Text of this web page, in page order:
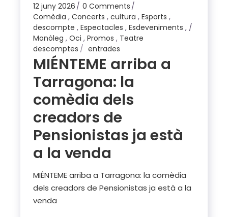
12 juny 2026
0 Comments
Comèdia ,Concerts ,cultura ,Esports ,
descompte ,Espectacles ,Esdeveniments ,
Monòleg ,Oci ,Promos , Teatre
descomptes
entrades
MIÉNTEME arriba a
Tarragona: la
comèdia dels
creadors de
Pensionistas ja està
a la venda
MIÉNTEME arriba a Tarragona: la comèdia
dels creadors de Pensionistas ja està a la
venda